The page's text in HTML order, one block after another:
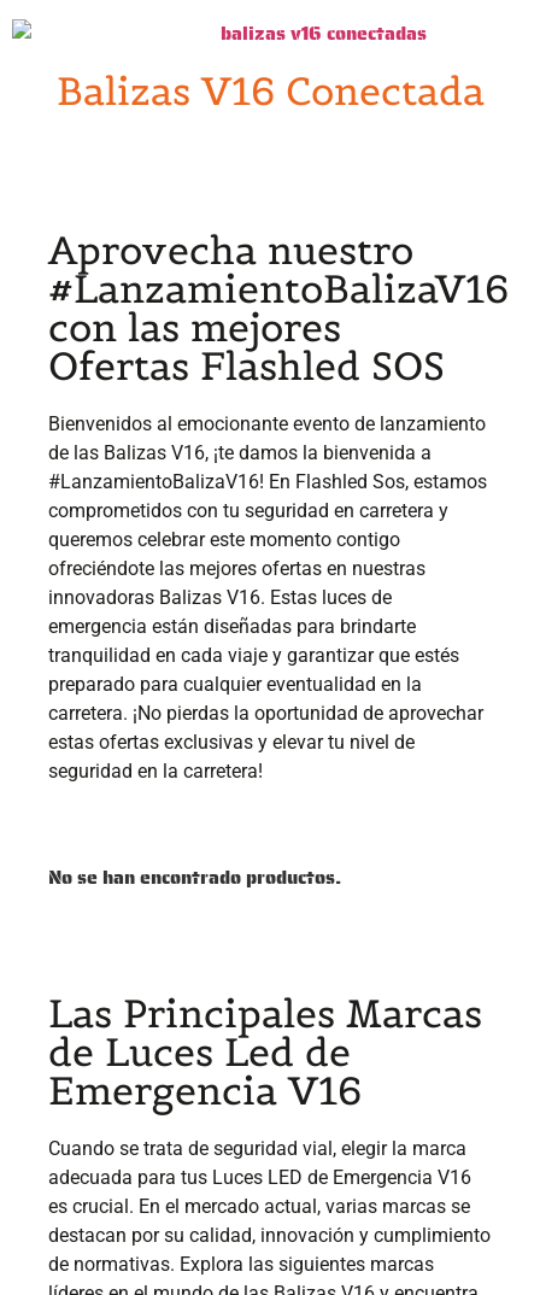
Balizas V16 Conectada
Aprovecha nuestro
#LanzamientoBalizaV16
con las mejores
Ofertas Flashled SOS
Bienvenidos al emocionante evento de lanzamiento
de las Balizas V16, ¡te damos la bienvenida a
#LanzamientoBalizaV16! En Flashled Sos, estamos
comprometidos con tu seguridad en carretera y
queremos celebrar este momento contigo
ofreciéndote las mejores ofertas en nuestras
innovadoras Balizas V16. Estas luces de
emergencia están diseñadas para brindarte
tranquilidad en cada viaje y garantizar que estés
preparado para cualquier eventualidad en la
carretera. ¡No pierdas la oportunidad de aprovechar
estas ofertas exclusivas y elevar tu nivel de
seguridad en la carretera!
No se han encontrado productos.
Las Principales Marcas
de Luces Led de
Emergencia V16
Cuando se trata de seguridad vial, elegir la marca
adecuada para tus Luces LED de Emergencia V16
es crucial. En el mercado actual, varias marcas se
destacan por su calidad, innovación y cumplimiento
de normativas. Explora las siguientes marcas